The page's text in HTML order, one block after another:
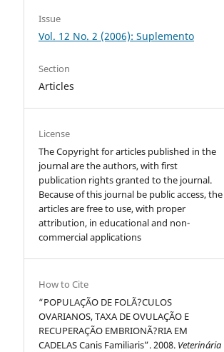
Issue
Vol. 12 No. 2 (2006): Suplemento
Section
Articles
License
The Copyright for articles published in the
journal are the authors, with first
publication rights granted to the journal.
Because of this journal be public access, the
articles are free to use, with proper
attribution, in educational and non-
commercial applications
How to Cite
“POPULAÇÃO DE FOLÃ?CULOS
OVARIANOS, TAXA DE OVULAÇÃO E
RECUPERAÇÃO EMBRIONÃ?RIA EM
CADELAS Canis Familiaris”. 2008. Veterinária